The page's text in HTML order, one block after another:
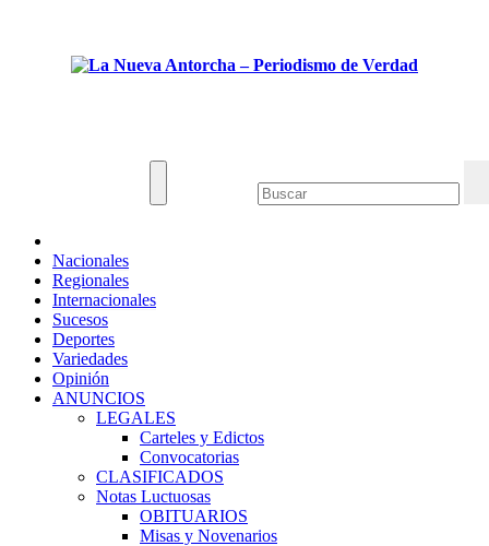
contenido
Nacionales
Regionales
Internacionales
Sucesos
Deportes
Variedades
Opinión
ANUNCIOS
LEGALES
Carteles y Edictos
Convocatorias
CLASIFICADOS
Notas Luctuosas
OBITUARIOS
Misas y Novenarios